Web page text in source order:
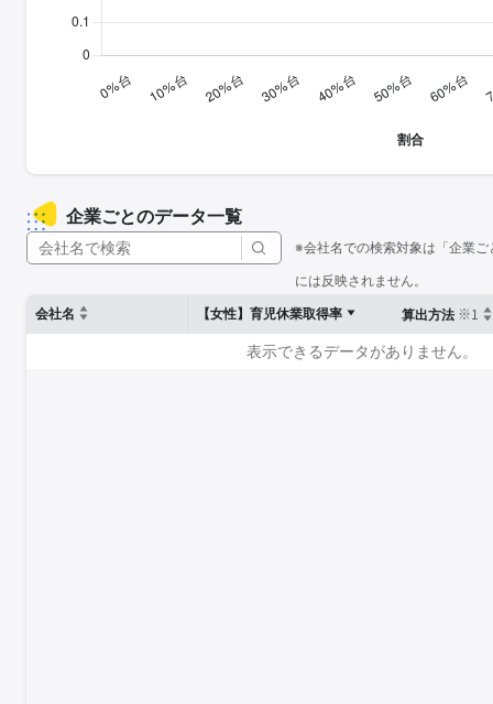
企業ごとのデータ一覧
※会社名での検索対象は「企業
には反映されません。
会社名
【女性】育児休業取得率 算出方法 ※1
表示できるデータがありません。